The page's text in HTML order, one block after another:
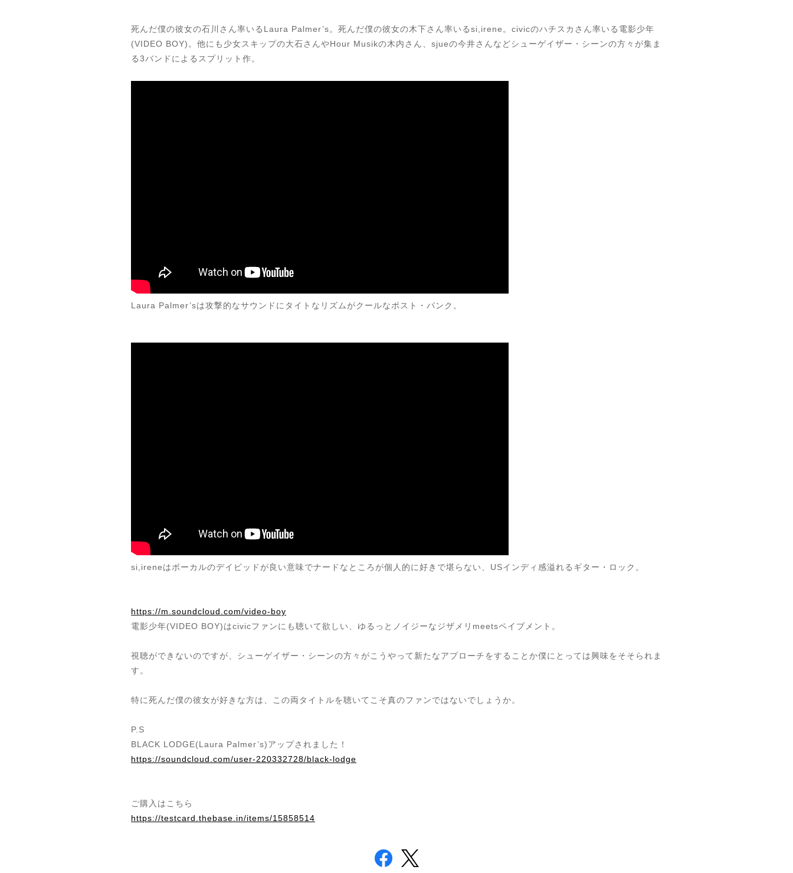
死んだ僕の彼女の石川さん率いるLaura Palmer’s。死んだ僕の彼女の木下さん率いるsi,irene。civicのハチスカさん率いる電影少年
(VIDEO BOY)。他にも少女スキップの大石さんやHour Musikの木内さん、sjueの今井さんなどシューゲイザー・シーンの方々が集ま
る3バンドによるスプリット作。
Laura Palmer’sは攻撃的なサウンドにタイトなリズムがクールなポスト・パンク。
si,ireneはボーカルのデイビッドが良い意味でナードなところが個人的に好きで堪らない、USインディ感溢れるギター・ロック。
https://m.soundcloud.com/video-boy
電影少年(VIDEO BOY)はcivicファンにも聴いて欲しい、ゆるっとノイジーなジザメリmeetsペイブメント。
視聴ができないのですが、シューゲイザー・シーンの方々がこうやって新たなアプローチをすることか僕にとっては興味をそそられま
す。
特に死んだ僕の彼女が好きな方は、この両タイトルを聴いてこそ真のファンではないでしょうか。
P.S
BLACK LODGE(Laura Palmer’s)アップされました！
https://soundcloud.com/user-220332728/black-lodge
ご購入はこちら
https://testcard.thebase.in/items/15858514